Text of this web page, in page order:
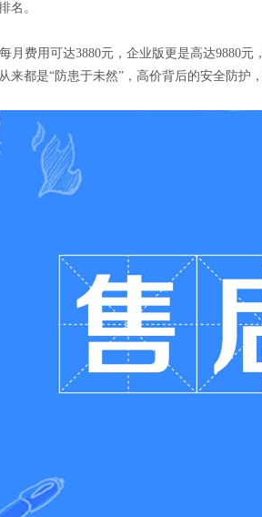
名。
月费用可达3880元，企业版更是高达9880元
来都是“防患于未然”，高价背后的安全防护